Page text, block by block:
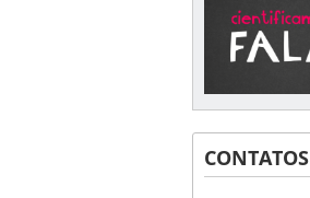
CONTATOS